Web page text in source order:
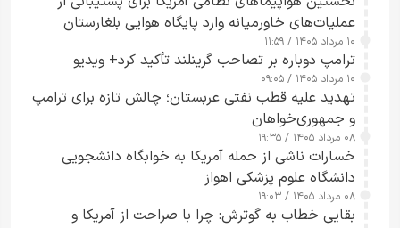
عملیات‌های خاورمیانه وارد پایگاه هوایی بلغارستان
شدند
۱۰ مرداد ۱۴۰۵ / ۱۱:۵۹
ترامپ دوباره بر تصاحب گرینلند تأکید کرد+ ویدیو
۱۰ مرداد ۱۴۰۵ / ۰۹:۰۵
تهدید علیه قطب نفتی عربستان؛ چالش تازه برای ترامپ
و جمهوری‌خواهان
۰۸ مرداد ۱۴۰۵ / ۱۹:۳۵
خسارات ناشی از حمله آمریکا به خوابگاه دانشجویی
دانشگاه علوم پزشکی اهواز
۰۸ مرداد ۱۴۰۵ / ۱۹:۰۳
بقایی خطاب به گوترش: چرا با صراحت از آمریکا و